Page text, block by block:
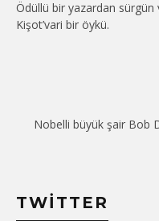
Ödüllü bir yazardan
Kişot’vari bir öykü.
Nobelli büyük şair Bob
TWITTER